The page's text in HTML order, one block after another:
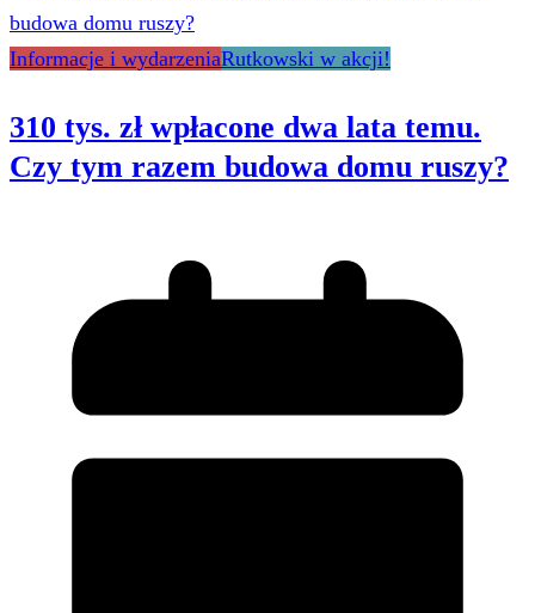
Informacje i wydarzeniaRutkowski w akcji!
310 tys. zł wpłacone dwa lata temu.
Czy tym razem budowa domu ruszy?